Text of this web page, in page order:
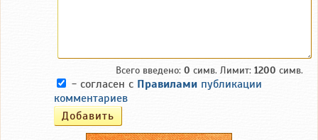
Всего введено: 0 симв. Лимит: 1200 симв.
- согласен с Правилами публикации
комментариев